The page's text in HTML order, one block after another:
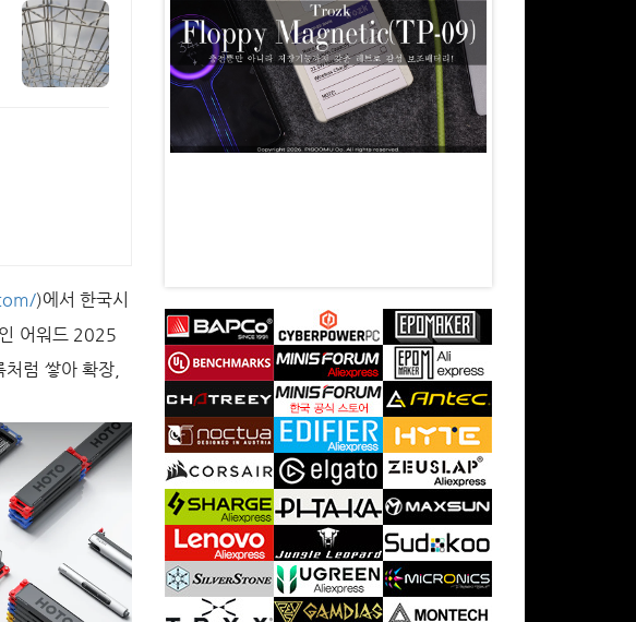
)에서 한국시
어워드 2025
럼 쌓아 확장,